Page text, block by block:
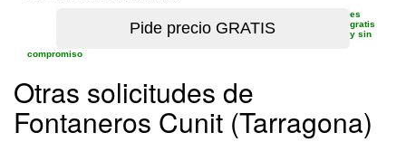
es
gratis
y sin
compromiso
Otras solicitudes de
Fontaneros Cunit (Tarragona)